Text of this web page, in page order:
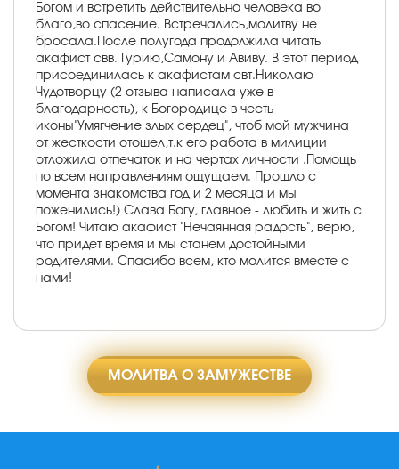
Богом и встретить действительно человека во
благо,во спасение. Встречались,молитву не
бросала.После полугода продолжила читать
акафист свв. Гурию,Самону и Авиву. В этот период
присоединилась к акафистам свт.Николаю
Чудотворцу (2 отзыва написала уже в
благодарность), к Богородице в честь
иконы"Умягчение злых сердец", чтоб мой мужчина
от жесткости отошел,т.к его работа в милиции
отложила отпечаток и на чертах личности .Помощь
по всем направлениям ощущаем. Прошло с
момента знакомства год и 2 месяца и мы
поженились!) Слава Богу, главное - любить и жить с
Богом! Читаю акафист "Нечаянная радость", верю,
что придет время и мы станем достойными
родителями. Спасибо всем, кто молится вместе с
нами!
МОЛИТВА О ЗАМУЖЕСТВЕ